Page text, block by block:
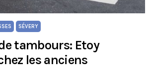
SÉVERY
tambours: Etoy
les anciens